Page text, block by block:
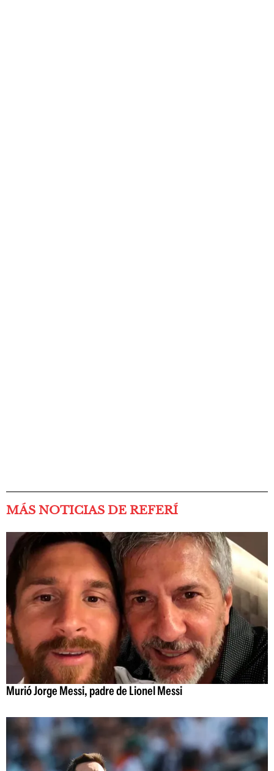
MÁS NOTICIAS DE REFERÍ
Murió Jorge Messi, padre de Lionel Messi